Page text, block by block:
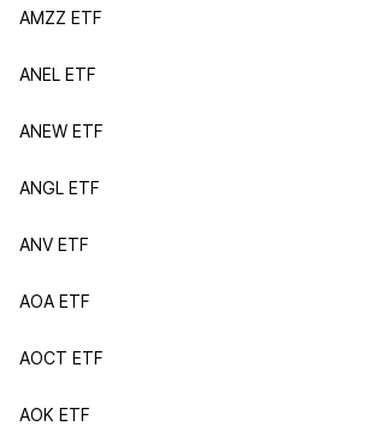
AMZZ ETF
ANEL ETF
ANEW ETF
ANGL ETF
ANV ETF
AOA ETF
AOCT ETF
AOK ETF